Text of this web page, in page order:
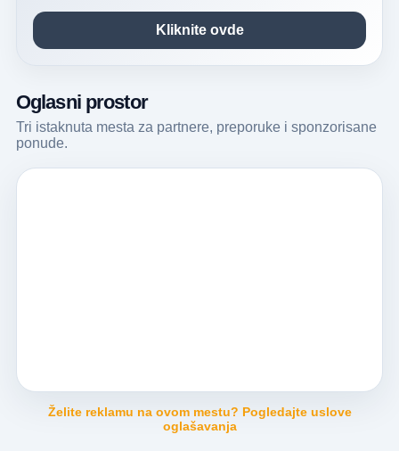
Kliknite ovde
Oglasni prostor
Tri istaknuta mesta za partnere, preporuke i sponzorisane
ponude.
Želite reklamu na ovom mestu? Pogledajte uslove
oglašavanja